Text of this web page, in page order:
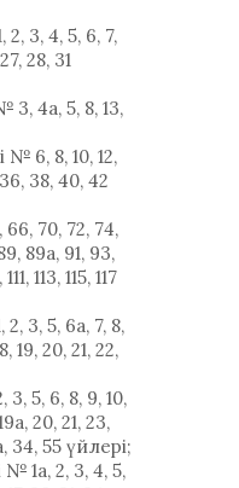
3, 4, 5, 6, 7,
28, 31
4а, 5, 8, 13,
6, 8, 10, 12,
38, 40, 42
70, 72, 74,
89a, 91, 93,
113, 115, 117
3, 5, 6а, 7, 8,
19, 20, 21, 22,
5, 6, 8, 9, 10,
20, 21, 23,
34, 55 үйлері;
1а, 2, 3, 4, 5,